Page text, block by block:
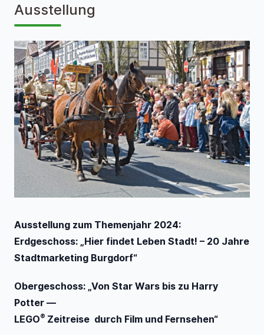
Ausstellung
Ausstellung zum Themenjahr 2024:
Erdgeschoss: „Hier findet Leben Stadt! – 20 Jahre
Stadtmarketing Burgdorf“
Obergeschoss: „Von Star Wars bis zu Harry
Potter —
LEGO® Zeitreise durch Film und Fernsehen“